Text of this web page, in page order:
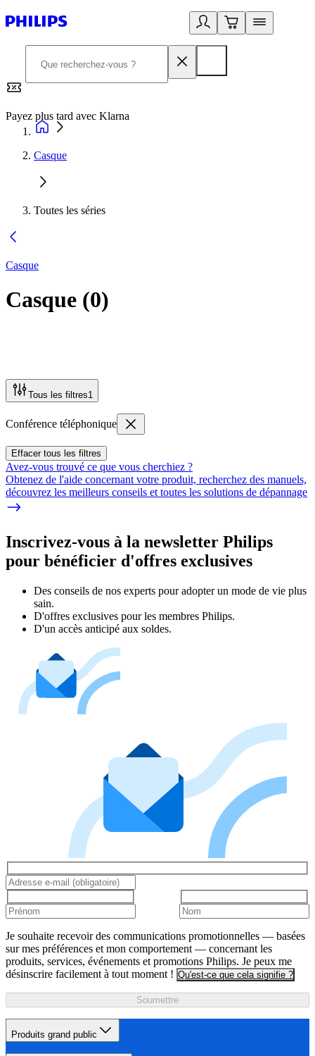
Payez plus tard avec Klarna
Casque
Toutes les séries
Casque
Casque (0)
Tous les filtres1
Conférence téléphonique
Effacer tous les filtres
Avez-vous trouvé ce que vous cherchiez ?
Obtenez de l'aide concernant votre produit, recherchez des manuels,
découvrez les meilleurs conseils et toutes les solutions de dépannage
Inscrivez-vous à la newsletter Philips
pour bénéficier d'offres exclusives
Des conseils de nos experts pour adopter un mode de vie plus
sain.
D'offres exclusives pour les membres Philips.
D'un accès anticipé aux soldes.
Je souhaite recevoir des communications promotionnelles — basées
sur mes préférences et mon comportement — concernant les
produits, services, événements et promotions Philips. Je peux me
désinscrire facilement à tout moment ! Qu'est-ce que cela signifie ?
Soumettre
Produits grand public